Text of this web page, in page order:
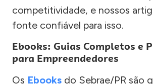
competitividade, e nossos
fonte confiável para isso.
Ebooks: Guias Completos e
para Empreendedores
Os Ebooks do Sebrae/PR são